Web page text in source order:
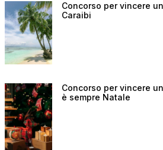
Concorso per vincere
Caraibi
Concorso per vincere
è sempre Natale